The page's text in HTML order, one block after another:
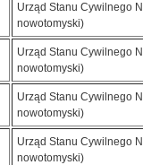
Urząd Stanu Cywilnego
nowotomyski)
Urząd Stanu Cywilnego
nowotomyski)
Urząd Stanu Cywilnego
nowotomyski)
Urząd Stanu Cywilnego
nowotomyski)